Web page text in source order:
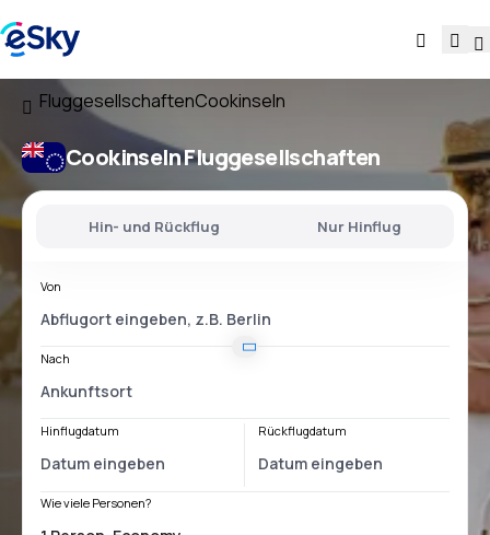
FluggesellschaftenCookinseln
Cookinseln Fluggesellschaften
Hin- und Rückflug Nur Hinflug
Von
Nach
Hinflugdatum Rückflugdatum
Wie viele Personen?